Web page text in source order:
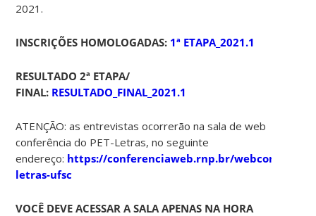
2021.
INSCRIÇÕES HOMOLOGADAS: 1ª ETAPA_2021.1
RESULTADO 2ª ETAPA/
FINAL: RESULTADO_FINAL_2021.1
ATENÇÃO: as entrevistas ocorrerão na sala de web
conferência do PET-Letras, no seguinte
endereço: https://conferenciaweb.rnp.br/webconf/pet-
letras-ufsc
VOCÊ DEVE ACESSAR A SALA APENAS NA HORA